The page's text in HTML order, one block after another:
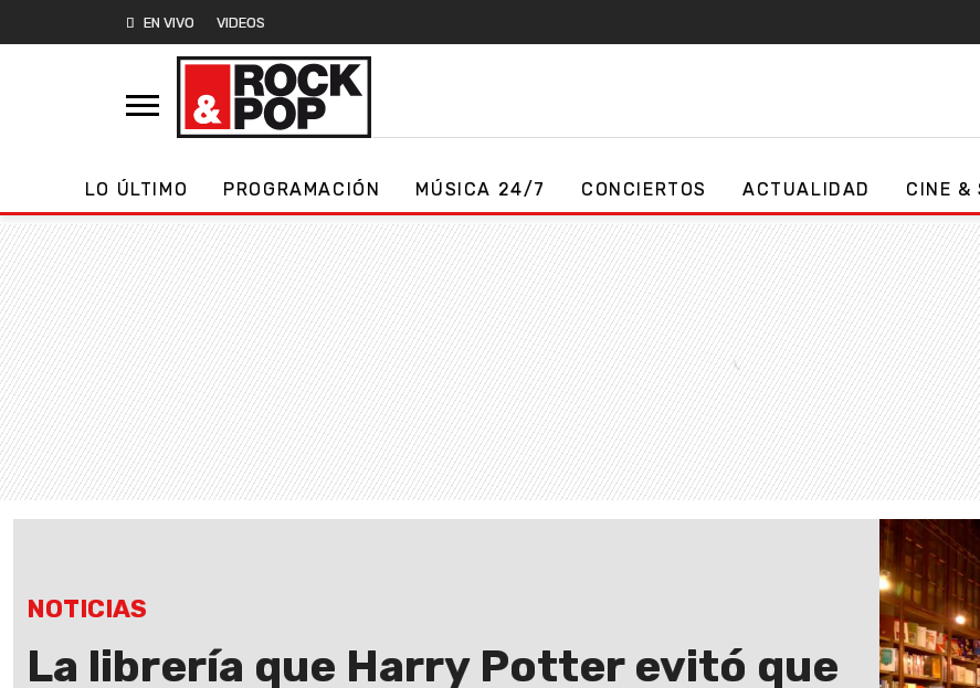
EN VIVO VIDEOS
LO ÚLTIMO PROGRAMACIÓN MÚSICA 24/7 CONCIERTOS ACTUALIDAD CINE &
NOTICIAS
La librería que Harry Potter evitó que